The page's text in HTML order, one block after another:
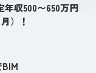
年収500〜650万円
）！